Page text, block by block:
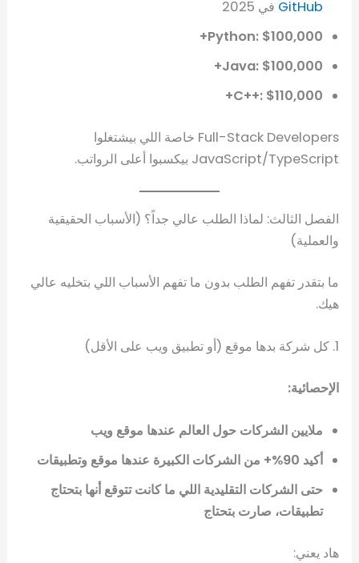
GitHub في 2025
Python: $100,000+
Java: $100,000+
C++: $110,000+
Full-Stack Developers خاصة اللي بيشتغلوا
JavaScript/TypeScript بيكسبوا أعلى الرواتب.
الفصل الثالث: لماذا الطلب عالي جداً؟ (الأسباب الحقيقية
والعملية)
ما بتقدر تفهم الطلب بدون ما تفهم الأسباب اللي بتخليه عالي
هيك.
1. كل شركة بدها موقع (أو تطبيق ويب على الأقل)
الإحصائية:
ملايين الشركات حول العالم عندها موقع ويب
أكيد 90%+ من الشركات الكبيرة عندها موقع وتطبيقات
حتى الشركات التقليدية اللي ما كانت تتوقع أنها بتحتاج
تطبيقات، صارت بتحتاج
هاد يعني: